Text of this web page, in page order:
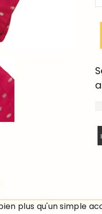
plus qu'un simple